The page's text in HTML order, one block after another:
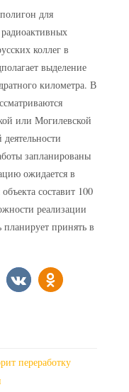
для
коллег в
выделение
километра. В
или Могилевской
запланированы
ожидается в
составит 100
реализации
планирует принять в
переработку